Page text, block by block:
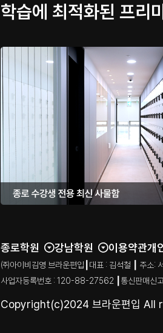
학습에 최적화된 프리
종로학원 강남학원 이용약관개
㈜아이비김영 브라운편입┃대표 : 김석철 ┃ 주
사업자등록번호 : 120-88-27562 ┃통신판매신
Copyright(c)2024 브라운편입